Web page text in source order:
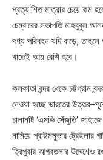
প্রত্যাশিত মাত্রার চেয়ে কম
চেম্বারের সভাপতি মাহবুবুল
পণ্য পরিবহন যদি বাড়ে, তাহলে
খাতেই আয় বেশি হবে।
কলকাতা বন্দর থেকে চট্টগ্রাম
নেওয়া হচ্ছে ভারতের
চালানটি ‘এমভি সেঁজুতি’
নামিয়ে প্রাইমমুভার ট্রেইলার
ত্রিপুরার আগরতলার উদ্দেশেও